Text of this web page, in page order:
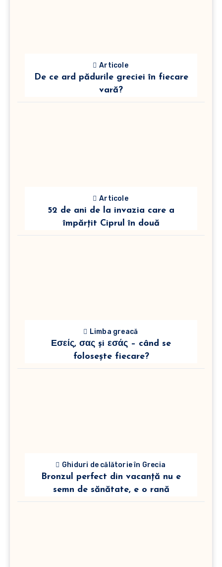
Articole
De ce ard pădurile greciei în fiecare
vară?
Articole
52 de ani de la invazia care a
împărțit Ciprul în două
Limba greacă
Εσείς, σας și εσάς – când se
folosește fiecare?
Ghiduri de călătorie în Grecia
Bronzul perfect din vacanță nu e
semn de sănătate, e o rană